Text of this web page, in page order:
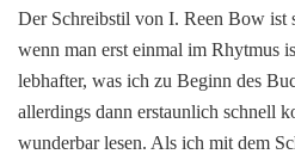
Der Schreibstil von I. Reen Bow ist
wenn man erst einmal im Rhytmus
lebhafter, was ich zu Beginn des
allerdings dann erstaunlich schnell
wunderbar lesen. Als ich mit dem